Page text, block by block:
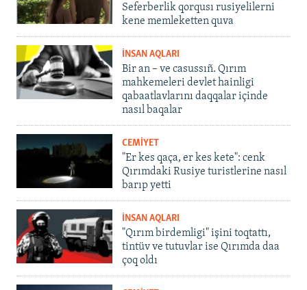
Seferberlik qorqusı rusiyelilerni
kene memleketten quva
İNSAN AQLARI
Bir an – ve casussıñ. Qırım
mahkemeleri devlet hainligi
qabaatlavlarını daqqalar içinde
nasıl baqalar
CEMİYET
"Er kes qaça, er kes kete": cenk
Qırımdaki Rusiye turistlerine nasıl
barıp yetti
İNSAN AQLARI
"Qırım birdemligi" işini toqtattı,
tintüv ve tutuvlar ise Qırımda daa
çoq oldı